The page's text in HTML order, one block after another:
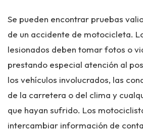
Se pueden encontrar pruebas
de un accidente de motocicleta.
lesionados deben tomar fotos o
prestando especial atención al
los vehículos involucrados, las
de la carretera o del clima y
que hayan sufrido. Los
intercambiar información de